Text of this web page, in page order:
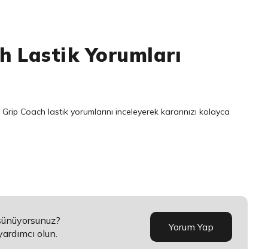
Lastik Yorumları
Coach lastik yorumlarını inceleyerek kararınızı kolayca
olun.
Yorum Yap